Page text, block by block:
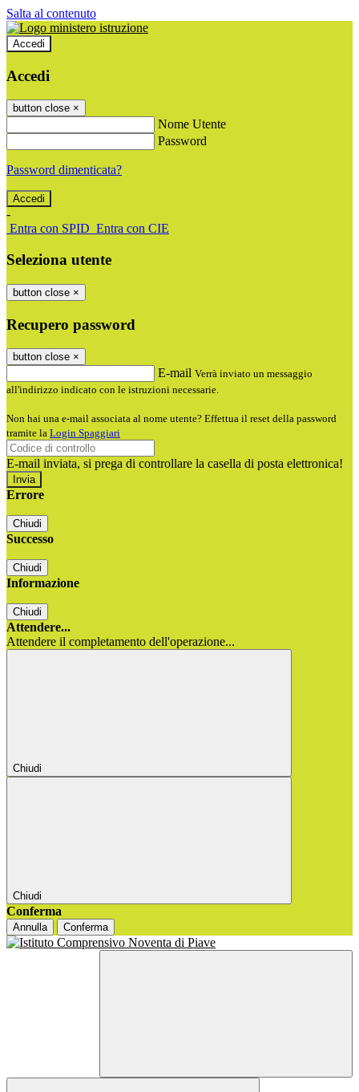
Salta al contenuto
Accedi
Accedi
button close ×
Nome Utente
Password
Password dimenticata?
-
Entra con SPID Entra con CIE
Seleziona utente
button close ×
Recupero password
button close ×
E-mail Verrà inviato un messaggio
all'indirizzo indicato con le istruzioni necessarie.
Non hai una e-mail associata al nome utente? Effettua il reset della password
tramite la Login Spaggiari
E-mail inviata, si prega di controllare la casella di posta elettronica!
Errore
Chiudi
Successo
Chiudi
Informazione
Chiudi
Attendere...
Attendere il completamento dell'operazione...
Chiudi
Chiudi
Conferma
Annulla Conferma